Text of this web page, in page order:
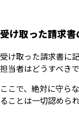
受け取った請求
受け取った請求書に
担当者はどうすべき
ここで、絶対に守ら
ることは一切認めら